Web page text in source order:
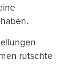
rutschte